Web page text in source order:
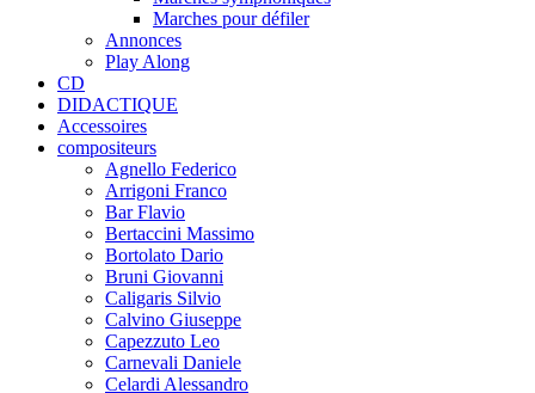
Marches pour défiler
Annonces
Play Along
CD
DIDACTIQUE
Accessoires
compositeurs
Agnello Federico
Arrigoni Franco
Bar Flavio
Bertaccini Massimo
Bortolato Dario
Bruni Giovanni
Caligaris Silvio
Calvino Giuseppe
Capezzuto Leo
Carnevali Daniele
Celardi Alessandro